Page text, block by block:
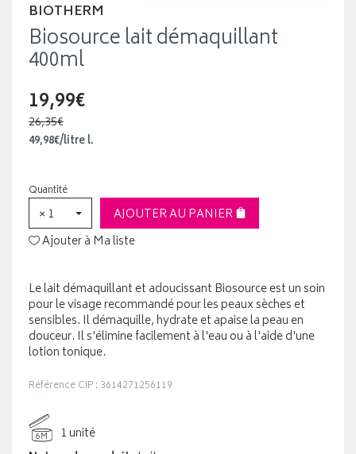
BIOTHERM
Biosource lait démaquillant
400ml
19,99€
26,35€
49,98€/litrel.
Quantité
× 1
AJOUTER AU PANIER
Ajouter à Ma liste
Le lait démaquillant et adoucissant Biosource est un soin
pour le visage recommandé pour les peaux sèches et
sensibles. Il démaquille, hydrate et apaise la peau en
douceur. Il s'élimine facilement à l'eau ou à l'aide d'une
lotion tonique.
Référence CIP : 3614271256119
6M
1 unité